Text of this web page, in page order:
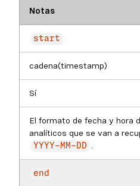
Notas
start
cadena(timestamp)
Sí
El formato de fecha y hora
analíticos que se van a
YYYY-MM-DD
end